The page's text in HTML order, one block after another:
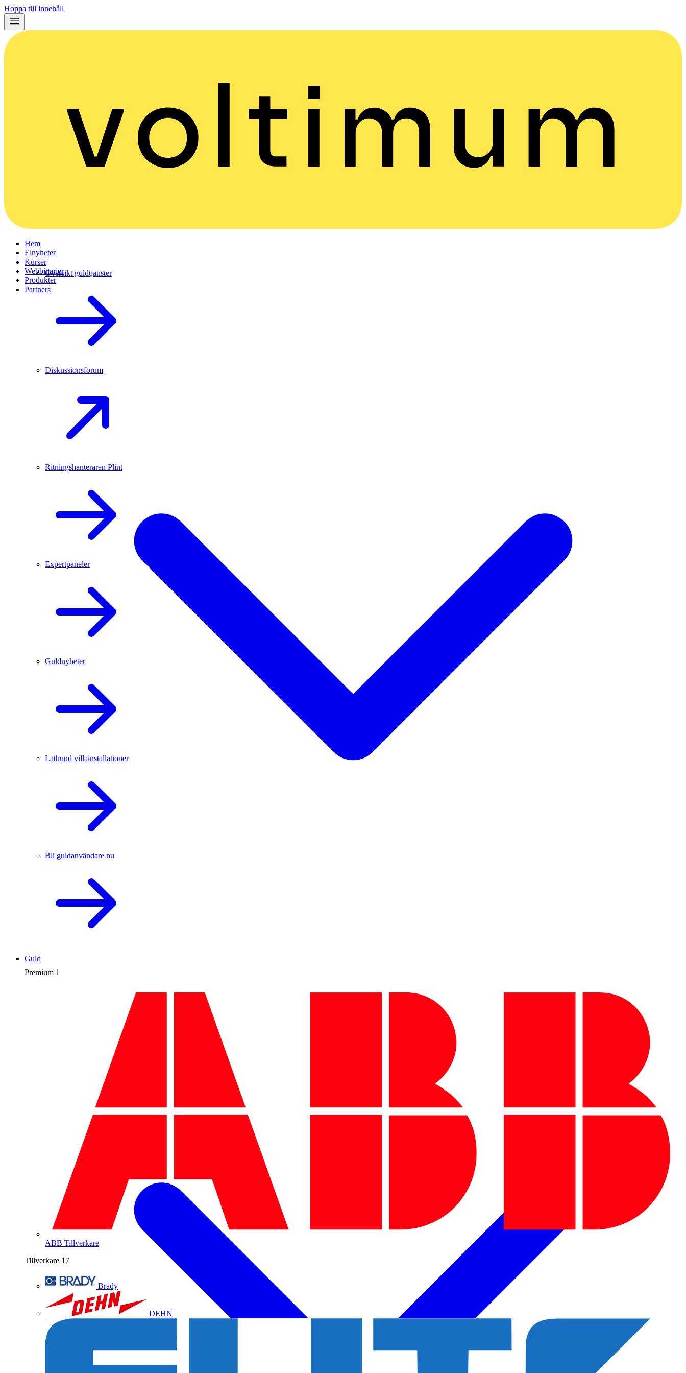
Hoppa till innehåll
Hem
Elnyheter
Kurser
Webbinarier
Produkter
Partners
Premium 1
ABB Tillverkare
Tillverkare 17
Brady
DEHN
Guld
Översikt guldtjänster
Diskussionsforum
Ritningshanteraren Plint
Expertpaneler
Guldnyheter
Lathund villainstallationer
Bli guldanvändare nu